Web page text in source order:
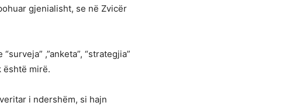
gjenialisht, se në Zvicër
,”anketa”, “strategjia”
është mirë.
i ndershëm, si hajn